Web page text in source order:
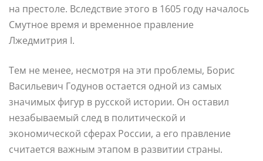
на престоле. Вследствие этого в 1605 году началось
Смутное время и временное правление
Лжедмитрия I.
Тем не менее, несмотря на эти проблемы, Борис
Васильевич Годунов остается одной из самых
значимых фигур в русской истории. Он оставил
незабываемый след в политической и
экономической сферах России, а его правление
считается важным этапом в развитии страны.